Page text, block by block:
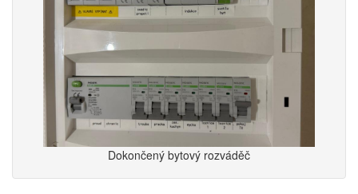
Dokončený bytový rozváděč